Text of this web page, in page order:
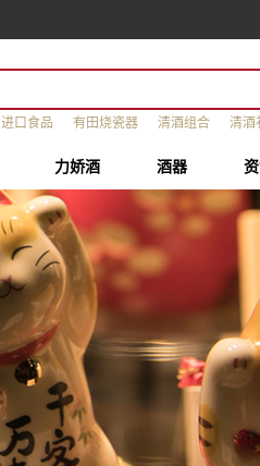
进口食品 有田烧瓷器 清酒组合 清酒
力娇酒 酒器